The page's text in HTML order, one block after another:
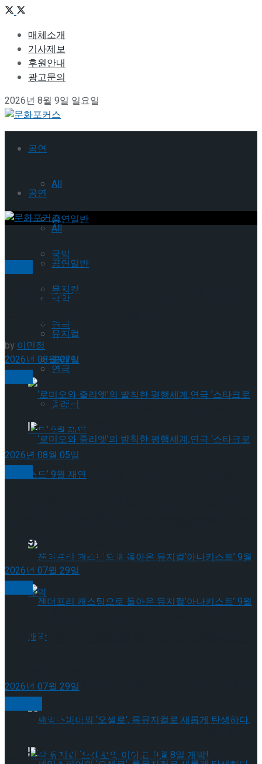
매체소개
기사제보
후원안내
광고문의
2026년 8월 9일 일요일
공연
All
공연일반
국악
뮤지컬
연극
클래식
‘로미오와 줄리엣’의 발칙한 평행세계,연극 ‘스
젠더프리 캐스팅으로 돌아온 뮤지컬’아나키스
공연
All
공연일반
국악
뮤지컬
연극
클래식
타크로스드’ 9월 재연
젠더프리 캐스팅으로 돌아온 뮤지컬’아나키스
트’ 9월 개막
‘로미오와 줄리엣’의 발칙한 평행세계,연
극 ‘스타크로스드’ 9월 재연
by이민정
2026년 08월 07일
젠더프리 캐스팅으로 돌아온 뮤지컬’아
나키스트’ 9월 개막
2026년 08월 05일
고’ 9월 8일 개막!
2026년 07월 29일
뮤지컬’연의 편지’ 오는 9월 관객과 만난
2026년 07월 29일
콘서트 ‘ONEPIECE’ 개최!